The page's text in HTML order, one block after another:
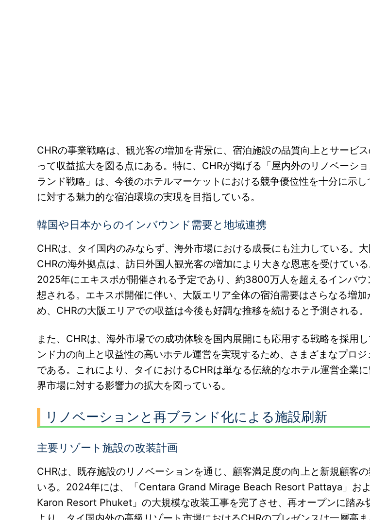
CHRの事業戦略は、観光客の増加を背景に、宿泊施設の品質向上とサービ
って収益拡大を図る点にある。特に、CHRが掲げる「屋内外のリノベーシ
ランド戦略」は、今後のホテルマーケットにおける競争優位性を十分に示
に対する魅力的な宿泊環境の実現を目指している。
韓国や日本からのインバウンド需要と地域連携
CHRは、タイ国内のみならず、海外市場における成長にも注力している。
CHRの海外拠点は、訪日外国人観光客の増加により大きな恩恵を受けている
2025年にエキスポが開催される予定であり、約3800万人を超えるインバウ
想される。エキスポ開催に伴い、大阪エリア全体の宿泊需要はさらなる増加
め、CHRの大阪エリアでの収益は今後も好調な推移を続けると予測される。
また、CHRは、海外市場での成功体験を国内展開にも応用する戦略を採用
ンド力の向上と収益性の高いホテル運営を実現するため、さまざまなプロジ
である。これにより、タイにおけるCHRは単なる伝統的なホテル運営企業
界市場に対する影響力の拡大を図っている。
リノベーションと再ブランド化による施設刷新
主要リゾート施設の改装計画
CHRは、既存施設のリノベーションを通じ、顧客満足度の向上と新規顧客
いる。2024年には、「Centara Grand Mirage Beach Resort Pattaya」お
Karon Resort Phuket」の大規模な改装工事を完了させ、再オープンに踏み